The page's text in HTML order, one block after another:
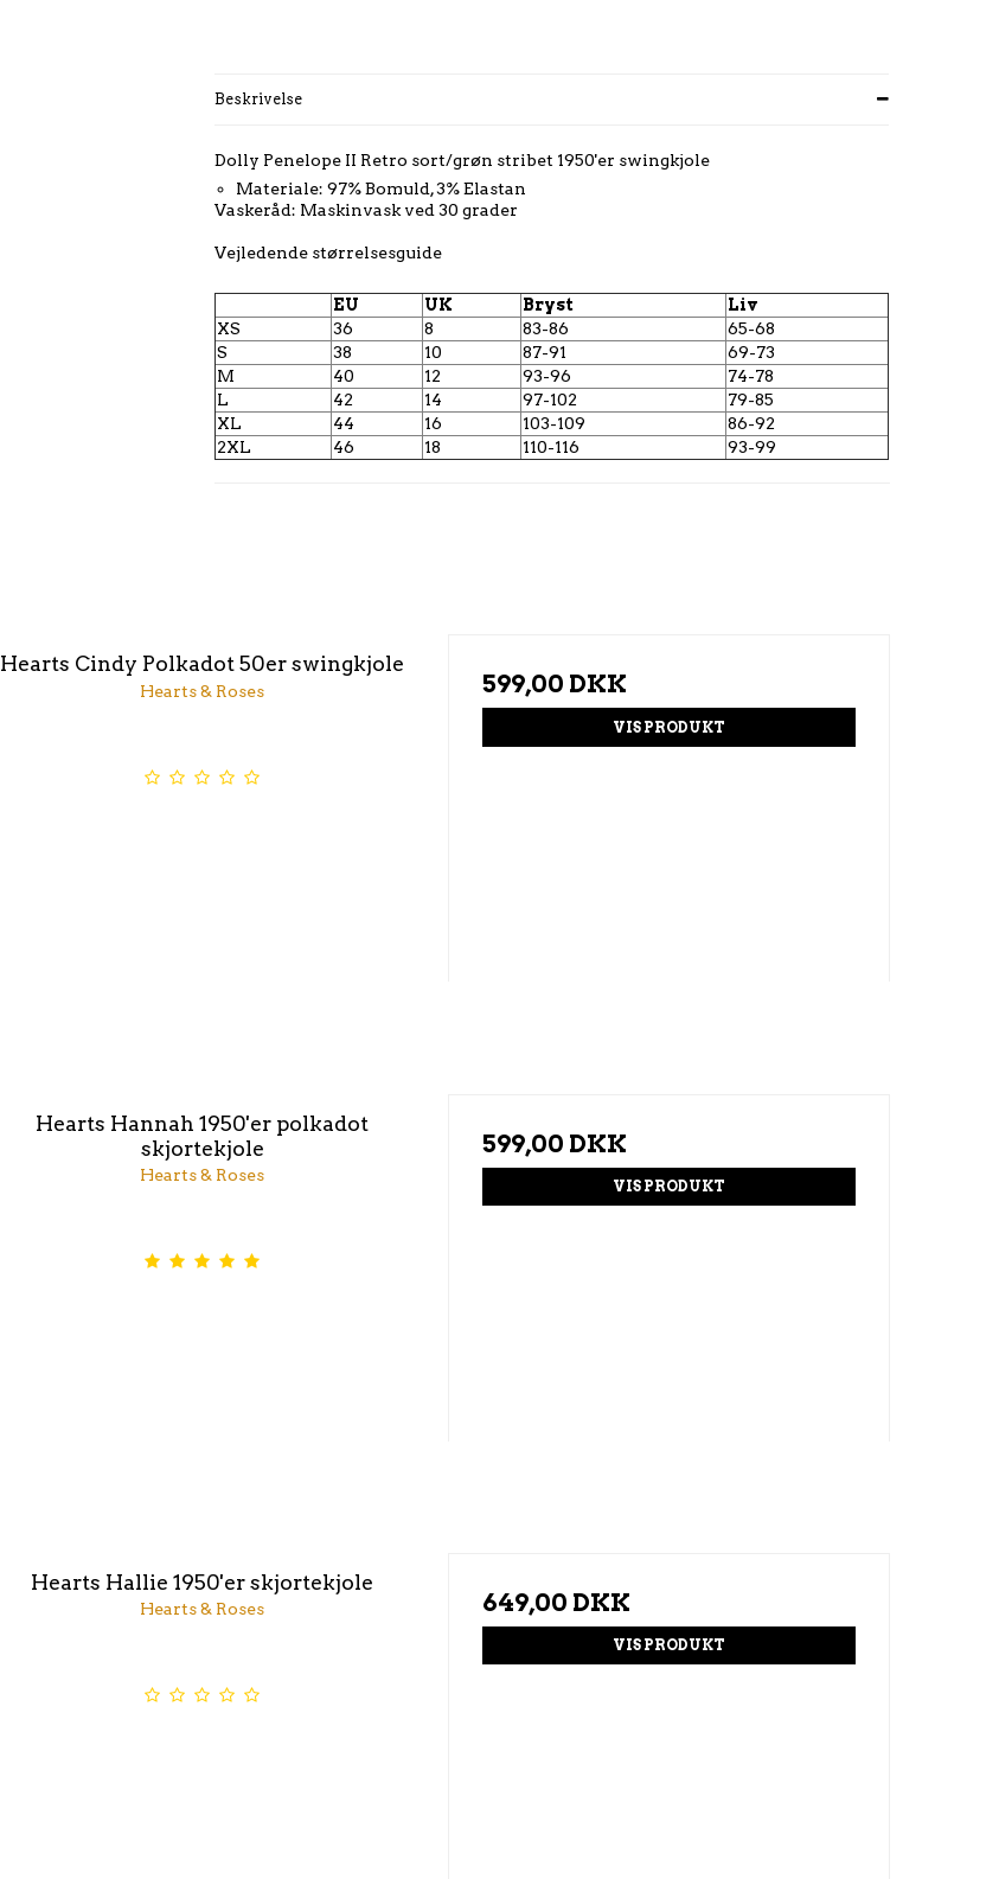
Beskrivelse
Dolly Penelope II Retro sort/grøn stribet 1950'er swingkjole
Materiale: 97% Bomuld, 3% Elastan
Vaskeråd: Maskinvask ved 30 grader
Vejledende størrelsesguide
EU UK Bryst
Liv
XS
36 8 83-86
65-68
S
38 10 87-91
69-73
M
40 12 93-96
74-78
L
42 14 97-102
79-85
XL
44 16 103-109
86-92
2XL
46 18 110-116 93-99
Hearts Cindy Polkadot 50er swingkjole
Hearts & Roses 599,00 DKK
VIS PRODUKT
Hearts Hannah 1950'er polkadot
skjortekjole
Hearts & Roses
599,00 DKK
VIS PRODUKT
Hearts Hallie 1950'er skjortekjole
Hearts & Roses 649,00 DKK
VIS PRODUKT